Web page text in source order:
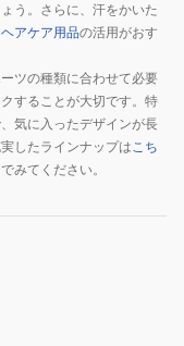
う。さらに、汗をかいた
ヘアケア用品の活用がおす
ツの種類に合わせて必要
することが大切です。特
気に入ったデザインが長
したラインナップはこち
みてください。